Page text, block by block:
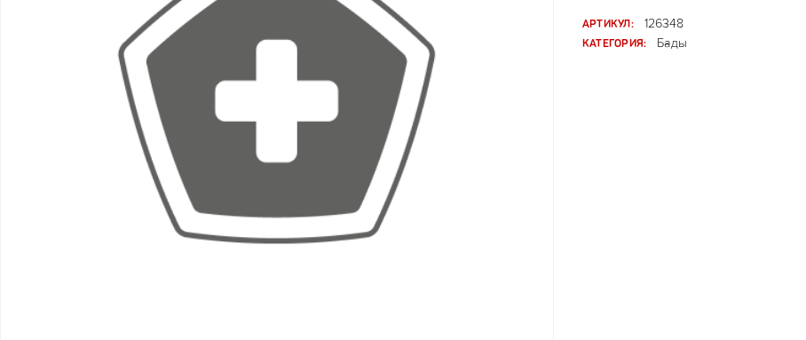
АРТИКУЛ:
126348
КАТЕГОРИЯ:
Бады